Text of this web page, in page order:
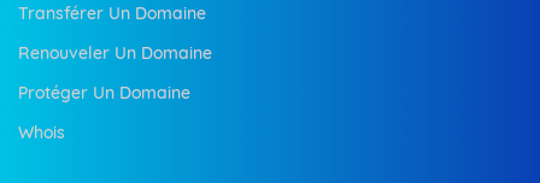
Transférer Un Domaine
Renouveler Un Domaine
Protéger Un Domaine
Whois